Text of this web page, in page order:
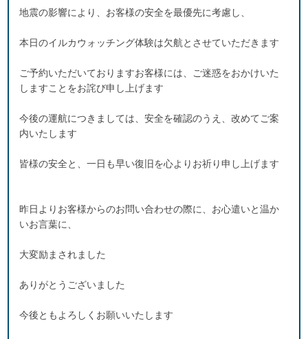
地震の影響により、お客様の安全を最優先に考慮し、
本日のイルカウォッチング体験は欠航とさせていただきます
ご予約いただいておりますお客様には、ご迷惑をおかけいた
しますことをお詫び申し上げます
今後の運航につきましては、安全を確認のうえ、改めてご案
内いたします
皆様の安全と、一日も早い復旧を心よりお祈り申し上げます
昨日よりお客様からのお問い合わせの際に、お心遣いと温か
いお言葉に、
大変励まされました
ありがとうございました
今後ともよろしくお願いいたします